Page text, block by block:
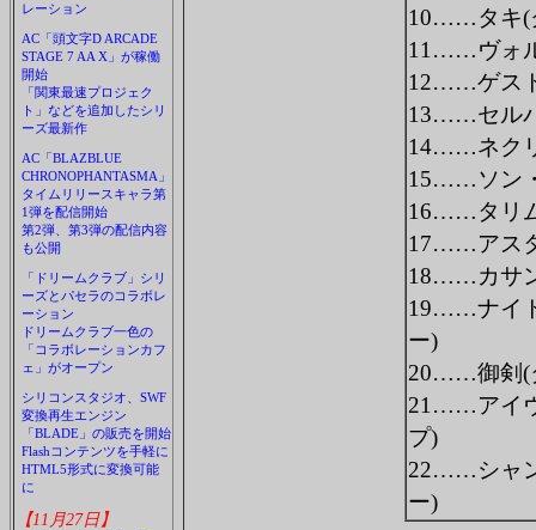
レーション
AC「頭文字D ARCADE
STAGE 7 AA X」が稼働
開始
「関東最速プロジェク
ト」などを追加したシリ
ーズ最新作
AC「BLAZBLUE
CHRONOPHANTASMA」
タイムリリースキャラ第
1弾を配信開始
第2弾、第3弾の配信内容
も公開
「ドリームクラブ」シリ
ーズとパセラのコラボレ
ーション
ドリームクラブ一色の
「コラボレーションカフ
ェ」がオープン
シリコンスタジオ、SWF
変換再生エンジン
「BLADE」の販売を開始
Flashコンテンツを手軽に
HTML5形式に変換可能
に
【11月27日】
10……タキ(
11……ヴォ
12……ゲス
13……セル
14……ネク
15……ソン
16……タリ
17……アス
18……カサ
19……ナイ
ー)
20……御剣(
21……アイ
プ)
22……シャ
ー)